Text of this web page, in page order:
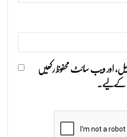
اور ویب سائٹ محفوظ رکھیں
کےلیے۔